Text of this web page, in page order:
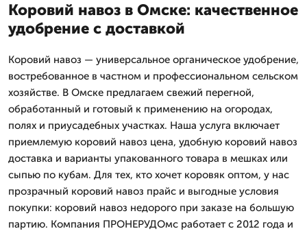
Коровий навоз в Омске: качественное
удобрение с доставкой
Коровий навоз — универсальное органическое удобрение,
востребованное в частном и профессиональном сельском
хозяйстве. В Омске предлагаем свежий перегной,
обработанный и готовый к применению на огородах,
полях и приусадебных участках. Наша услуга включает
приемлемую коровий навоз цена, удобную коровий навоз
доставка и варианты упакованного товара в мешках или
сыпью по кубам. Для тех, кто хочет коровяк оптом, у нас
прозрачный коровий навоз прайс и выгодные условия
покупки: коровий навоз недорого при заказе на большую
партию. Компания ПРОНЕРУДОмс работает с 2012 года и